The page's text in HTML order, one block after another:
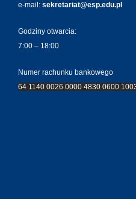
e-mail: sekretariat@esp.edu.pl
Godziny otwarcia:
7:00 – 18:00
Numer rachunku bankowego
64 1140 0026 0000 4830 0600